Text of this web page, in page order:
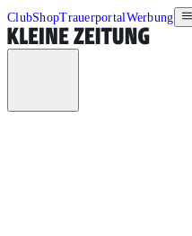
ClubShopTrauerportalWerbung